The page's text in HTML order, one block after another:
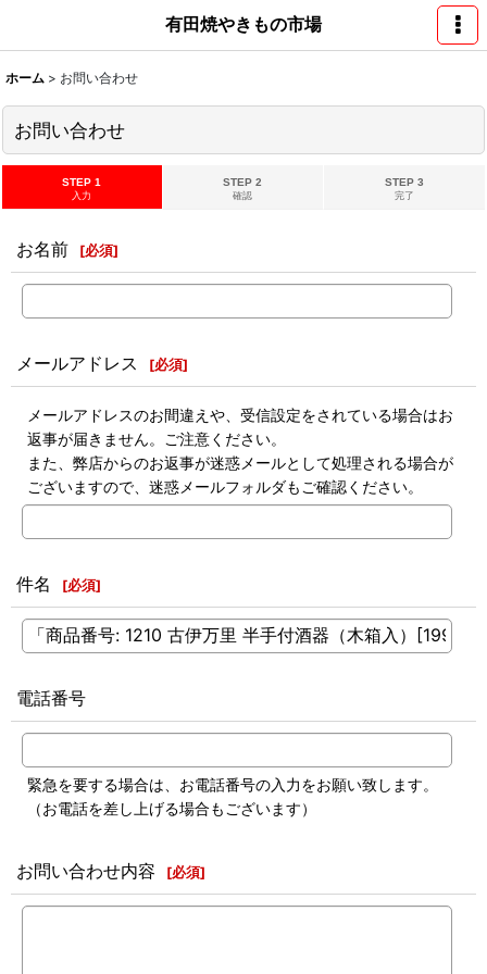
有田焼やきもの市場
ホーム > お問い合わせ
お問い合わせ
STEP 1
入力
STEP 2
確認
STEP 3
完了
お名前 [必須]
メールアドレス [必須]
メールアドレスのお間違えや、受信設定をされている場合はお
返事が届きません。ご注意ください。
また、弊店からのお返事が迷惑メールとして処理される場合が
ございますので、迷惑メールフォルダもご確認ください。
件名 [必須]
電話番号
緊急を要する場合は、お電話番号の入力をお願い致します。
（お電話を差し上げる場合もございます）
お問い合わせ内容 [必須]